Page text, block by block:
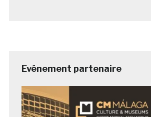
Evénement partenaire